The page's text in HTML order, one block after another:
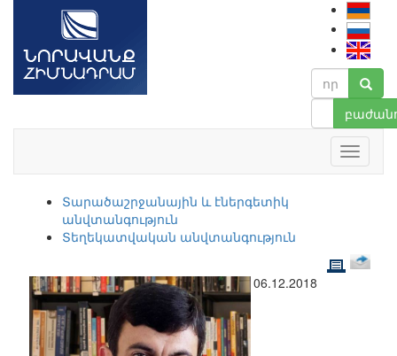
Տարածաշրջանային և էներգետիկ
անվտանգություն
Տեղեկատվական անվտանգություն
06.12.2018